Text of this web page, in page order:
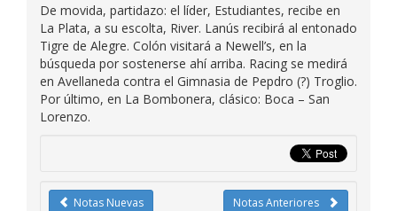
De movida, partidazo: el líder, Estudiantes, recibe en
La Plata, a su escolta, River. Lanús recibirá al entonado
Tigre de Alegre. Colón visitará a Newell’s, en la
búsqueda por sostenerse ahí arriba. Racing se medirá
en Avellaneda contra el Gimnasia de Pepdro (?) Troglio.
Por último, en La Bombonera, clásico: Boca – San
Lorenzo.
Notas Anteriores
Notas Nuevas